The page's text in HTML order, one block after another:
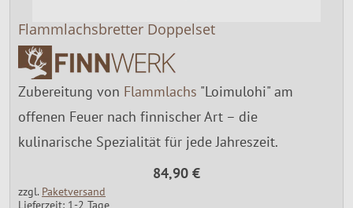
Flammlachsbretter Doppelset
Zubereitung von Flammlachs "Loimulohi" am
offenen Feuer nach finnischer Art – die
kulinarische Spezialität für jede Jahreszeit.
84,90 €
zzgl. Paketversand
Lieferzeit: 1-2 Tage